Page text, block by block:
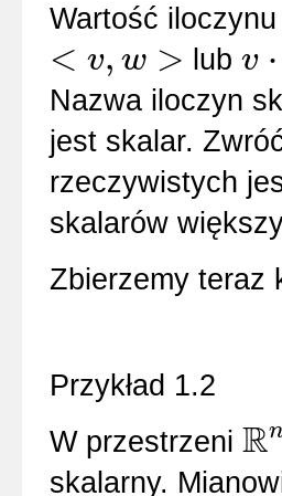
Wartość
< v, w >
<v,w lubv ⋅
v⋅w
Nazwa iloczyn
jest skalar.
rzeczywistych
skalarów
Zbierzemy teraz
Przykład 1.2
W przestrzeni R
Rn
skalarny.